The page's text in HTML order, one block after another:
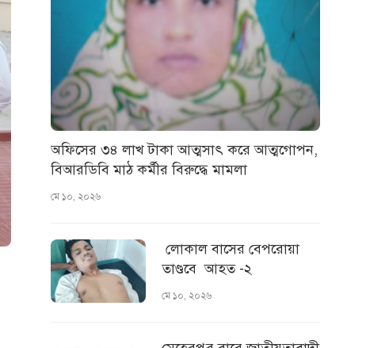
অফিসের ৩৪ লাখ টাকা আত্মসাৎ করে আত্মগোপন,
বিআরডিবি মাঠ কর্মীর বিরুদ্ধে মামলা
মে ১০, ২০২৬
লোকাল বাসের বেপরোয়া
তাণ্ডবে আহত -২
মে ১০, ২০২৬